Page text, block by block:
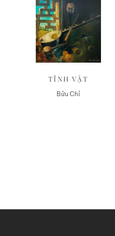
Liên hệ
TĨNH VẬT
Bửu Chỉ